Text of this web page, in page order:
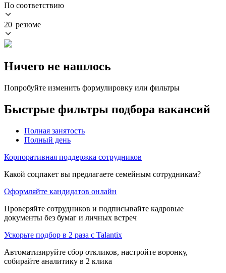
По соответствию
20 резюме
Ничего не нашлось
Попробуйте изменить формулировку или фильтры
Быстрые фильтры подбора вакансий
Полная занятость
Полный день
Корпоративная поддержка сотрудников
Какой соцпакет вы предлагаете семейным сотрудникам?
Оформляйте кандидатов онлайн
Проверяйте сотрудников и подписывайте кадровые
документы без бумаг и личных встреч
Ускорьте подбор в 2 раза с Talantix
Автоматизируйте сбор откликов, настройте воронку,
собирайте аналитику в 2 клика